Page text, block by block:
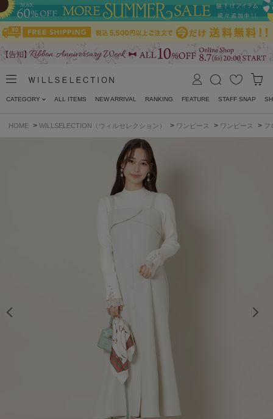
CATEGORY ALL ITEMS NEW ARRIVAL RANKING FEATURE STAFF SNAP
HOME > WILLSELECTION（ウィルセレクション） > ワンピース > ワンピース > フ